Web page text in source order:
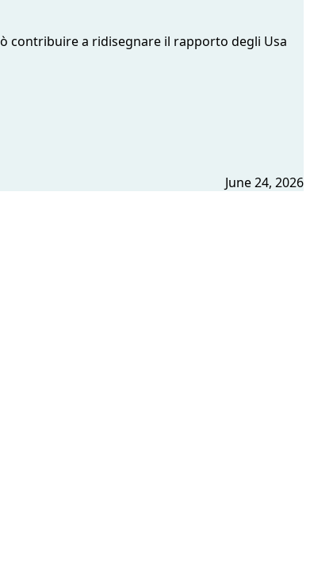
contribuire a ridisegnare il rapporto degli Usa
June 24, 2026